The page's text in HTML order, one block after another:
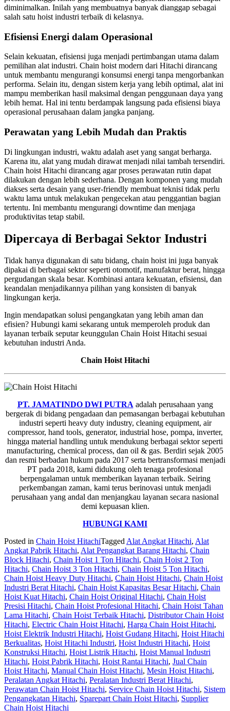
diminimalkan. Inilah yang membuatnya banyak dianggap sebagai
salah satu hoist industri terbaik di kelasnya.
Efisiensi Energi dalam Operasional
Selain kekuatan, efisiensi juga menjadi pertimbangan utama dalam
pemilihan alat industri. Chain hoist modern dari Hitachi dirancang
untuk membantu mengurangi konsumsi energi tanpa mengorbankan
performa. Selain itu, dengan sistem kerja yang lebih optimal, alat ini
mampu memberikan hasil maksimal dengan penggunaan daya yang
lebih hemat. Hal ini tentu berdampak langsung pada efisiensi biaya
operasional perusahaan dalam jangka panjang.
Perawatan yang Lebih Mudah dan Praktis
Di lingkungan industri, waktu adalah aset yang sangat berharga.
Karena itu, alat yang mudah dirawat menjadi nilai tambah tersendiri.
Chain hoist Hitachi dirancang agar proses perawatan rutin dapat
dilakukan dengan lebih sederhana. Dengan komponen yang mudah
diakses serta desain yang user-friendly membuat teknisi tidak perlu
waktu lama untuk melakukan pengecekan atau penggantian bagian
tertentu. Ini membantu mengurangi downtime dan menjaga
produktivitas tetap stabil.
Dipercaya di Berbagai Sektor Industri
Tidak hanya digunakan di satu bidang, chain hoist ini juga banyak
dipakai di berbagai sektor seperti otomotif, manufaktur berat, hingga
pergudangan skala besar. Kombinasi antara kekuatan, efisiensi, dan
keandalan menjadikannya pilihan yang konsisten di banyak
lingkungan kerja.
Ingin mendapatkan solusi pengangkatan yang lebih aman dan
efisien? Hubungi kami sekarang untuk memperoleh produk dan
layanan terbaik seputar keunggulan Chain Hoist Hitachi sesuai
kebutuhan industri Anda.
Chain Hoist Hitachi
PT. JAMATINDO DWI PUTRA adalah perusahaan yang
bergerak di bidang pengadaan dan pemasangan berbagai kebutuhan
industri seperti heavy duty industry, cleaning equipment, air
compressor, hand tools, generator, industrial hose, pompa, inverter,
hingga material handling untuk mendukung berbagai sektor seperti
manufacturing, chemical process, dan oil & gas. Berdiri sejak 2005
dan resmi berbadan hukum pada 2017 serta bertransformasi menjadi
PT pada 2018, kami didukung oleh tenaga profesional
berpengalaman untuk memberikan layanan terbaik. Seiring
perkembangan zaman, kami terus berinovasi untuk menjadi
perusahaan yang andal dan menjangkau layanan secara nasional
demi kepuasan klien.
HUBUNGI KAMI
Posted in Chain Hoist HitachiTagged Alat Angkat Hitachi, Alat
Angkat Pabrik Hitachi, Alat Pengangkat Barang Hitachi, Chain
Block Hitachi, Chain Hoist 1 Ton Hitachi, Chain Hoist 2 Ton
Hitachi, Chain Hoist 3 Ton Hitachi, Chain Hoist 5 Ton Hitachi,
Chain Hoist Heavy Duty Hitachi, Chain Hoist Hitachi, Chain Hoist
Industri Berat Hitachi, Chain Hoist Kapasitas Besar Hitachi, Chain
Hoist Kuat Hitachi, Chain Hoist Original Hitachi, Chain Hoist
Presisi Hitachi, Chain Hoist Profesional Hitachi, Chain Hoist Tahan
Lama Hitachi, Chain Hoist Terbaik Hitachi, Distributor Chain Hoist
Hitachi, Electric Chain Hoist Hitachi, Harga Chain Hoist Hitachi,
Hoist Elektrik Industri Hitachi, Hoist Gudang Hitachi, Hoist Hitachi
Berkualitas, Hoist Hitachi Industri, Hoist Industri Hitachi, Hoist
Konstruksi Hitachi, Hoist Listrik Hitachi, Hoist Manual Industri
Hitachi, Hoist Pabrik Hitachi, Hoist Rantai Hitachi, Jual Chain
Hoist Hitachi, Manual Chain Hoist Hitachi, Mesin Hoist Hitachi,
Peralatan Angkat Hitachi, Peralatan Industri Berat Hitachi,
Perawatan Chain Hoist Hitachi, Service Chain Hoist Hitachi, Sistem
Pengangkatan Hitachi, Sparepart Chain Hoist Hitachi, Supplier
Chain Hoist Hitachi